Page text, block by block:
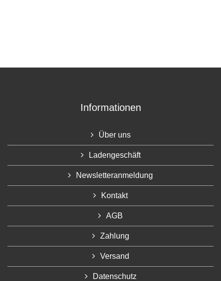
Informationen
Über uns
Ladengeschäft
Newsletteranmeldung
Kontakt
AGB
Zahlung
Versand
Datenschutz